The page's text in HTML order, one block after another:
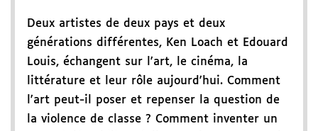
Deux artistes de deux pays et deux
générations différentes, Ken Loach et Edouard
Louis, échangent sur l'art, le cinéma, la
littérature et leur rôle aujourd'hui. Comment
l'art peut-il poser et repenser la question de
la violence de classe ? Comment inventer un